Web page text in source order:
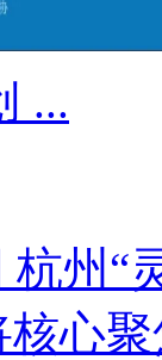
...
杭州“
心